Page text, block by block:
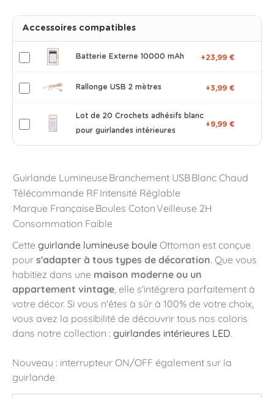
Accessoires compatibles
Batterie Externe 10000 mAh +23,99 €
Rallonge USB 2 mètres +3,99 €
Lot de 20 Crochets adhésifs blanc
pour guirlandes intérieures
+9,99 €
Guirlande Lumineuse Branchement USBBlanc Chaud
Télécommande RF Intensité Réglable
Marque Française Boules CotonVeilleuse 2H
Consommation Faible
Cette guirlande lumineuse boule Ottoman est conçue
pour s'adapter à tous types de décoration. Que vous
habitiez dans une maison moderne ou un
appartement vintage, elle s'intégrera parfaitement à
votre décor. Si vous n'êtes à sûr à 100% de votre choix,
vous avez la possibilité de découvrir tous nos coloris
dans notre collection : guirlandes intérieures LED.
Nouveau : interrupteur ON/OFF également sur la
guirlande